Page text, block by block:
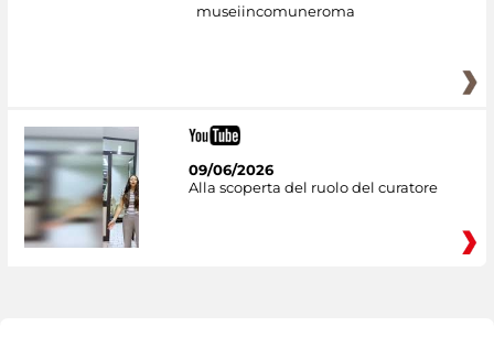
museiincomuneroma
09/06/2026
Alla scoperta del ruolo del curatore